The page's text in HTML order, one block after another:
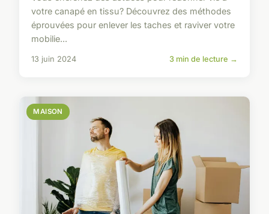
votre canapé en tissu? Découvrez des méthodes
éprouvées pour enlever les taches et raviver votre
mobilie...
13 juin 2024 3 min de lecture →
MAISON